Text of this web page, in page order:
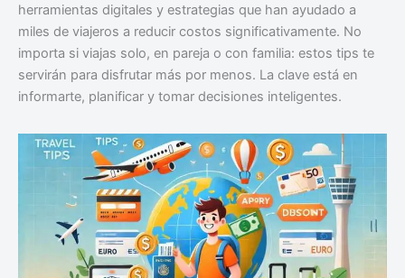
herramientas digitales y estrategias que han ayudado a
miles de viajeros a reducir costos significativamente. No
importa si viajas solo, en pareja o con familia: estos tips te
servirán para disfrutar más por menos. La clave está en
informarte, planificar y tomar decisiones inteligentes.